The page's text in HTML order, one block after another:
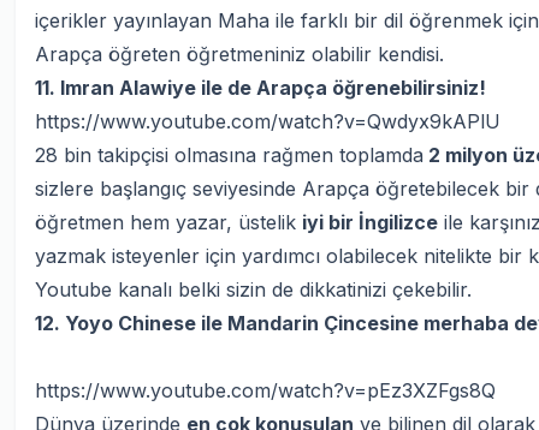
içerikler yayınlayan Maha ile farklı bir dil öğrenmek
Arapça öğreten öğretmeniniz olabilir kendisi.
11. Imran Alawiye ile de Arapça öğrenebilirsiniz!
https://www.youtube.com/watch?v=Qwdyx9kAPlU
28 bin takipçisi olmasına rağmen toplamda 2 milyon
sizlere başlangıç seviyesinde Arapça öğretebilecek bir
öğretmen hem yazar, üstelik iyi bir İngilizce ile
yazmak isteyenler için yardımcı olabilecek nitelikte bir
Youtube kanalı belki sizin de dikkatinizi çekebilir.
12. Yoyo Chinese ile Mandarin Çincesine merhaba
https://www.youtube.com/watch?v=pEz3XZFgs8Q
Dünya üzerinde en çok konuşulan ve bilinen dil